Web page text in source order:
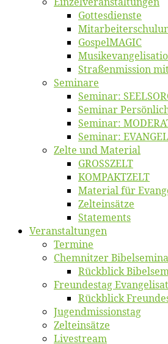
Got­tes­diens­te
Gos­pel­MA­GIC
Straßenmis­sion
Se­mi­na­re
Se­mi­nar:
Se­mi­nar
Se­mi­nar:
Se­mi­nar:
Zel­te und Material
GROSSZELT
KOMPAKTZELT
Ma­te­ri­al für
Zelt­ein­sät­ze
State­ments
Ver­an­stal­tun­gen
Ter­mi­ne
Chemnit­zer
Rück­blick
Freun­des­tag
Rück­blick
Jugend­mis­sions­tag
Zelt­ein­sät­ze
Live­stream